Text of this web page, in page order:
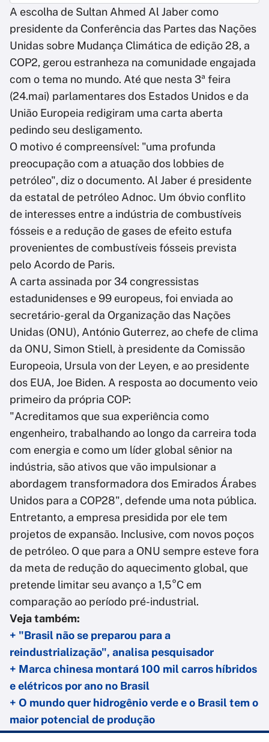
A escolha de Sultan Ahmed Al Jaber como
presidente da Conferência das Partes das Nações
Unidas sobre Mudança Climática de edição 28, a
COP2, gerou estranheza na comunidade engajada
com o tema no mundo. Até que nesta 3ª feira
(24.mai) parlamentares dos Estados Unidos e da
União Europeia redigiram uma carta aberta
pedindo seu desligamento.
O motivo é compreensível: "uma profunda
preocupação com a atuação dos lobbies de
petróleo", diz o documento. Al Jaber é presidente
da estatal de petróleo Adnoc. Um óbvio conflito
de interesses entre a indústria de combustíveis
fósseis e a redução de gases de efeito estufa
provenientes de combustíveis fósseis prevista
pelo Acordo de Paris.
A carta assinada por 34 congressistas
estadunidenses e 99 europeus, foi enviada ao
secretário-geral da Organização das Nações
Unidas (ONU), António Guterrez, ao chefe de clima
da ONU, Simon Stiell, à presidente da Comissão
Europeoia, Ursula von der Leyen, e ao presidente
dos EUA, Joe Biden. A resposta ao documento veio
primeiro da própria COP:
"Acreditamos que sua experiência como
engenheiro, trabalhando ao longo da carreira toda
com energia e como um líder global sênior na
indústria, são ativos que vão impulsionar a
abordagem transformadora dos Emirados Árabes
Unidos para a COP28", defende uma nota pública.
Entretanto, a empresa presidida por ele tem
projetos de expansão. Inclusive, com novos poços
de petróleo. O que para a ONU sempre esteve fora
da meta de redução do aquecimento global, que
pretende limitar seu avanço a 1,5°C em
comparação ao período pré-industrial.
Veja também:
+ "Brasil não se preparou para a
reindustrialização", analisa pesquisador
+ Marca chinesa montará 100 mil carros híbridos
e elétricos por ano no Brasil
+ O mundo quer hidrogênio verde e o Brasil tem o
maior potencial de produção